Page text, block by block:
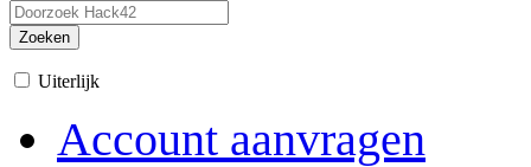
Zoeken
Uiterlijk
Account aanvragen